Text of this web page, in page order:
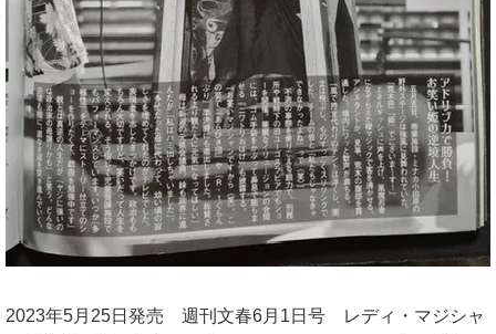
2023年5月25日発売 週刊文春6月1日号 レディ・マジシャ